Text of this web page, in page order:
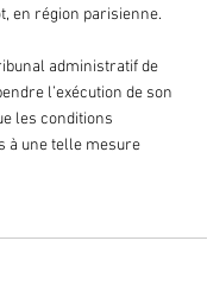
en région parisienne.
administratif de
l’exécution de son
les conditions
à une telle mesure